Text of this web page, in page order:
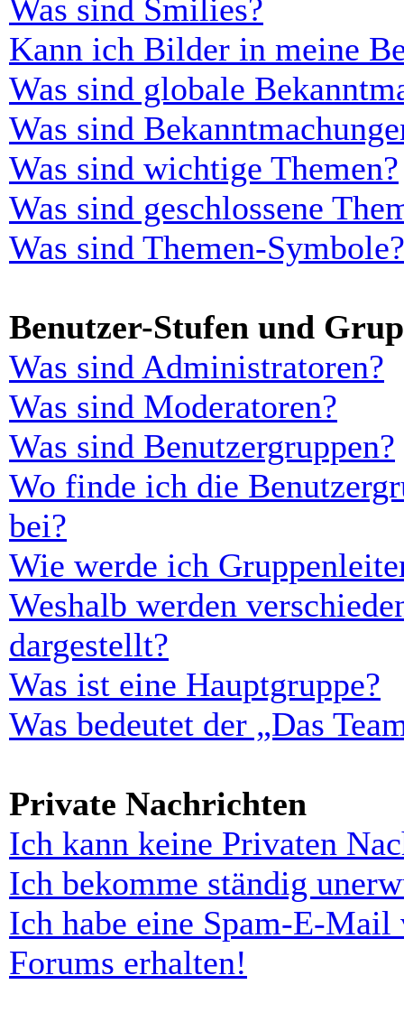
Was sind Smilies?
Kann ich Bilder in meine
Was sind globale
Was sind
Was sind wichtige Themen?
Was sind geschlossene
Was sind Themen-Symbole?
Benutzer-Stufen und
Was sind Administratoren?
Was sind Moderatoren?
Was sind Benutzergruppen?
Wo finde ich die
bei?
Wie werde ich
Weshalb werden
dargestellt?
Was ist eine Hauptgruppe?
Was bedeutet der „Das
Private Nachrichten
Ich kann keine Privaten
Ich bekomme ständig
Ich habe eine Spam-E-
Forums erhalten!